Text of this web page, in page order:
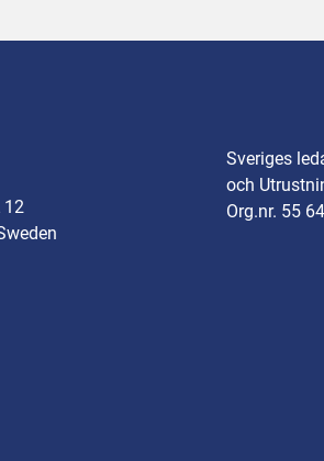
12
Sveriges
och
Org.nr. 55